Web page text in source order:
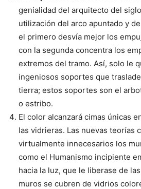
genialidad del arquitecto del
utilización del arco apuntado y
el primero desvía mejor los
con la segunda concentra los
extremos del tramo. Así, solo le
ingeniosos soportes que
tierra; estos soportes son el
o estribo.
El color alcanzará cimas únicas
las vidrieras. Las nuevas teorías
virtualmente innecesarios los
como el Humanismo incipiente
hacia la luz, que le liberase de
muros se cubren de vidrios